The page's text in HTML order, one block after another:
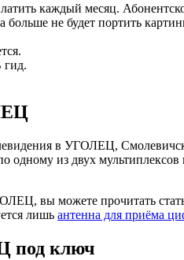
каждый месяц.
больше не будет портить
гид.
в УГОЛЕЦ,
из двух мультиплексов
вы можете прочитать
лишь антенна для приёма
под ключ